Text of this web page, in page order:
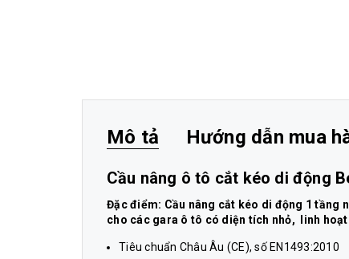
Mô tả Hướng dẫn mua
Cầu nâng ô tô cắt kéo di động
Đặc điểm: Cầu nâng cắt kéo di động 1 tầng
cho các gara ô tô có diện tích nhỏ, linh
Tiêu chuẩn Châu Âu (CE), số EN1493:2010